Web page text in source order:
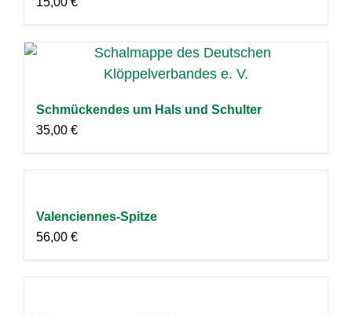
Schmückendes um Hals und Schulter
35,00 €
Valenciennes-Spitze
56,00 €